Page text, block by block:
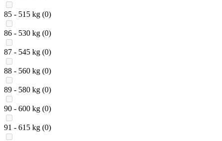
85 - 515 kg (0)
86 - 530 kg (0)
87 - 545 kg (0)
88 - 560 kg (0)
89 - 580 kg (0)
90 - 600 kg (0)
91 - 615 kg (0)